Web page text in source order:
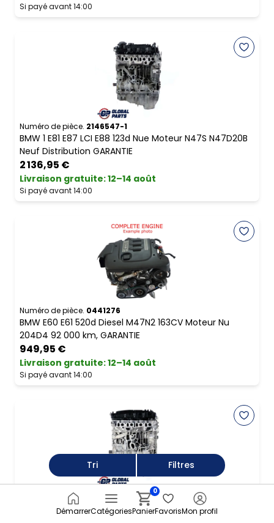
Tri Filtres
Si payé avant 14:00
Numéro de pièce. 2146547-1
BMW 1 E81 E87 LCI E88 123d Nue Moteur N47S N47D20B
Neuf Distribution GARANTIE
2 136,95 €
Livraison gratuite:12–14 août
Si payé avant 14:00
Numéro de pièce. 0441276
BMW E60 E61 520d Diesel M47N2 163CV Moteur Nu
204D4 92 000 km, GARANTIE
949,95 €
Livraison gratuite:12–14 août
Si payé avant 14:00
Numéro de pièce. 2165505-1
BMW E90 E91 E92 LCI 320d N47N Nue Moteur N47D20C
Neuf Distribution GARANTIE
DémarrerCatégoriesPanier
0
FavorisMon profil